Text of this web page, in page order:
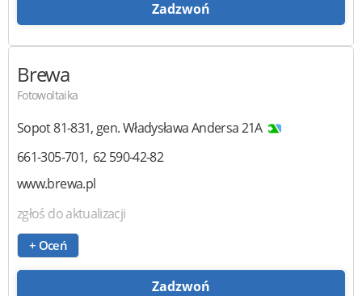
Zadzwoń
Brewa
Fotowoltaika
Sopot81-831, gen. Władysława Andersa 21A
661-305-701 62 590-42-82
www.brewa.pl
zgłoś do aktualizacji
+ Oceń
Zadzwoń